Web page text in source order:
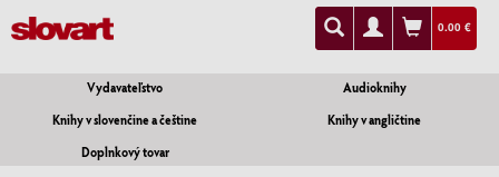
0.00 €
Vydavateľstvo
Audioknihy
Knihy v slovenčine a češtine
Knihy v angličtine
Doplnkový tovar